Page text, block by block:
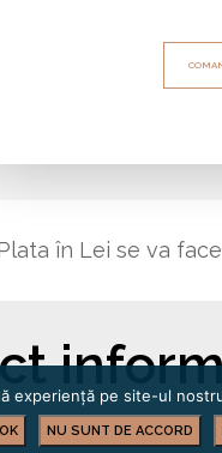
în Lei se va
experiență pe site-ul
OK NU SUNT DE ACCORD